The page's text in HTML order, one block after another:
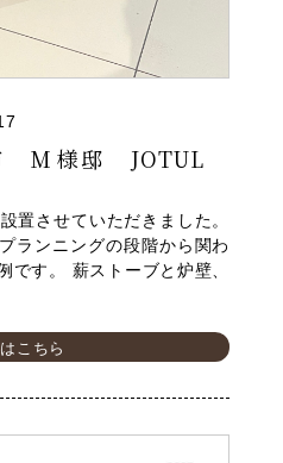
M様邸 JOTUL
置させていただきました。
ランニングの段階から関わ
です。 薪ストーブと炉壁、
こちら